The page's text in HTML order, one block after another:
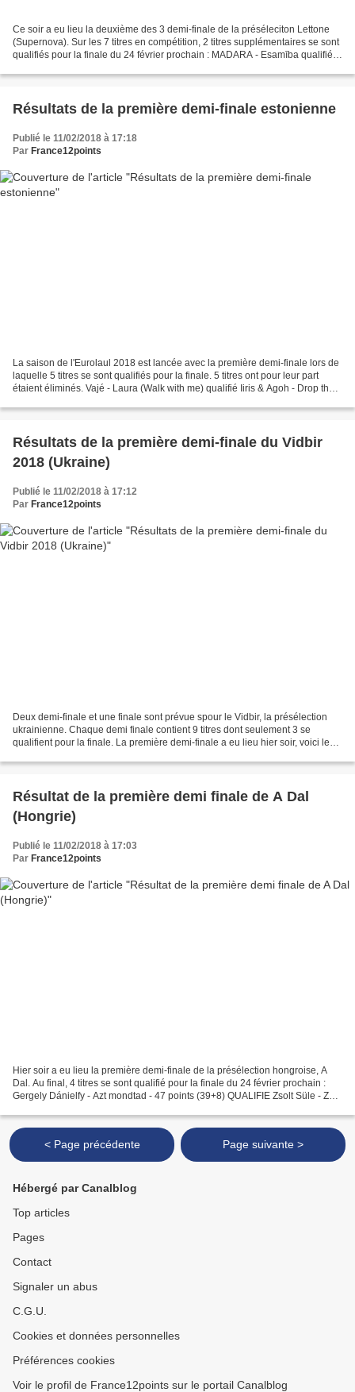
Ce soir a eu lieu la deuxième des 3 demi-finale de la préséleciton Lettone
(Supernova). Sur les 7 titres en compétition, 2 titres supplémentaires se sont
qualifiés pour la finale du 24 février prochain : MADARA - Esamība qualifié
Résultats de la première demi-finale estonienne
Publié le 11/02/2018 à 17:18
Par France12points
La saison de l'Eurolaul 2018 est lancée avec la première demi-finale lors de
laquelle 5 titres se sont qualifiés pour la finale. 5 titres ont pour leur part
étaient éliminés. Vajé - Laura (Walk with me) qualifié Iiris & Agoh - Drop that
Résultats de la première demi-finale du Vidbir
2018 (Ukraine)
Publié le 11/02/2018 à 17:12
Par France12points
Deux demi-finale et une finale sont prévue spour le Vidbir, la présélection
ukrainienne. Chaque demi finale contient 9 titres dont seulement 3 se
qualifient pour la finale. La première demi-finale a eu lieu hier soir, voici les 3
Résultat de la première demi finale de A Dal
(Hongrie)
Publié le 11/02/2018 à 17:03
Par France12points
Hier soir a eu lieu la première demi-finale de la présélection hongroise, A
Dal. Au final, 4 titres se sont qualifié pour la finale du 24 février prochain :
Gergely Dánielfy - Azt mondtad - 47 points (39+8) QUALIFIE Zsolt Süle - Zöld
< Page précédente Page suivante >
Hébergé par Canalblog
Top articles
Pages
Contact
Signaler un abus
C.G.U.
Cookies et données personnelles
Préférences cookies
Voir le profil de France12points sur le portail Canalblog